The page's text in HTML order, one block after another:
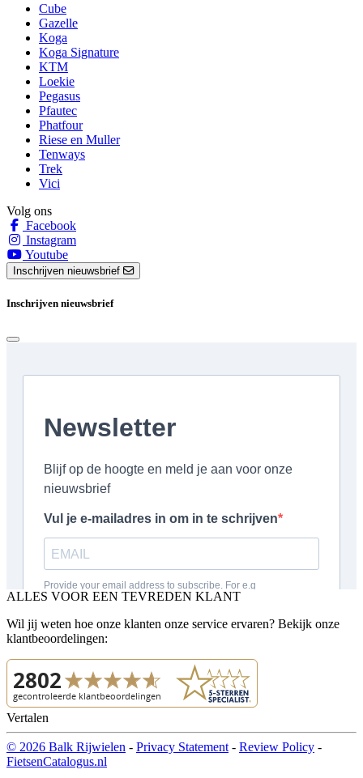
Cube
Gazelle
Koga
Koga Signature
KTM
Loekie
Pegasus
Pfautec
Phatfour
Riese en Muller
Tenways
Trek
Vici
Volg ons
Facebook
Instagram
Youtube
Inschrijven nieuwsbrief
Inschrijven nieuwsbrief
ALLES VOOR EEN TEVREDEN KLANT
Wil jij weten hoe onze klanten onze service ervaren? Bekijk onze
klantbeoordelingen:
Vertalen
© 2026 Balk Rijwielen - Privacy Statement - Review Policy -
FietsenCatalogus.nl